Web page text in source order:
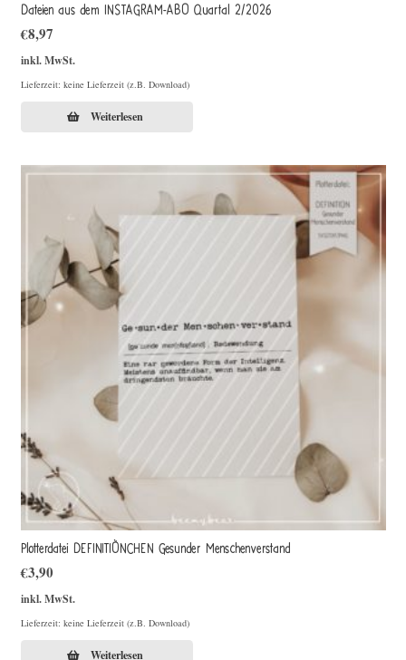
Dateien aus dem INSTAGRAM-ABO Quartal 2/2026
€8,97
inkl. MwSt.
Lieferzeit: keine Lieferzeit (z.B. Download)
Weiterlesen
Plotterdatei DEFINITIÖNCHEN Gesunder Menschenverstand
€3,90
inkl. MwSt.
Lieferzeit: keine Lieferzeit (z.B. Download)
Weiterlesen